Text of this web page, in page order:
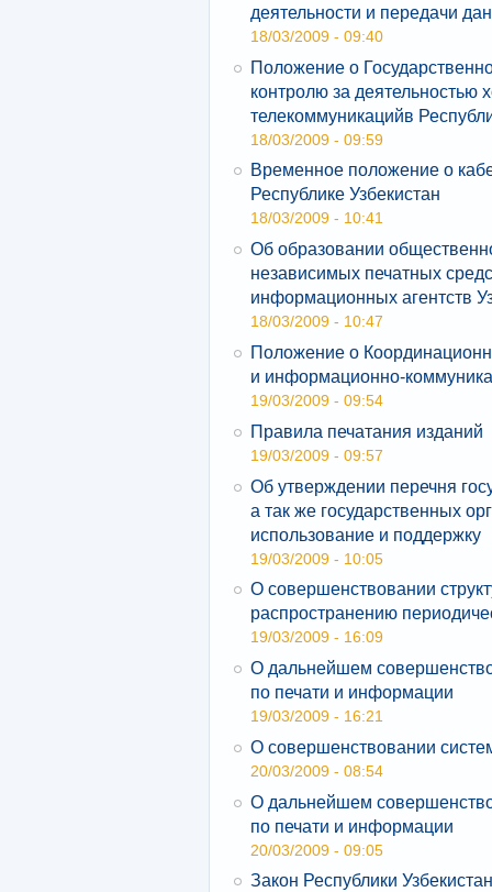
деятельности и передачи
18/03/2009 - 09:40
Положение о
контролю за деятельностью
телекоммуникацийв
18/03/2009 - 09:59
Временное положение о
Республике Узбекистан
18/03/2009 - 10:41
Об образовании
независимых печатных
информационных агентств
18/03/2009 - 10:47
Положение о
и информационно-
19/03/2009 - 09:54
Правила печатания изданий
19/03/2009 - 09:57
Об утверждении перечня
а так же государственных
использование и поддержку
19/03/2009 - 10:05
О совершенствовании
распространению
19/03/2009 - 16:09
О дальнейшем
по печати и информации
19/03/2009 - 16:21
О совершенствовании
20/03/2009 - 08:54
О дальнейшем
по печати и информации
20/03/2009 - 09:05
Закон Республики